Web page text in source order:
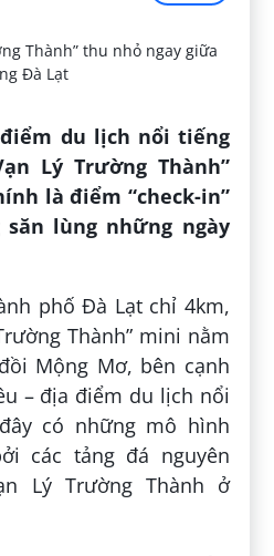
du lịch nổi tiếng
Lý Trường Thành”
là điểm “check-in”
lùng những ngày
phố Đà Lạt chỉ 4km,
Thành” mini nằm
Mộng Mơ, bên cạnh
– địa điểm du lịch nổi
có những mô hình
các tảng đá nguyên
Lý Trường Thành ở